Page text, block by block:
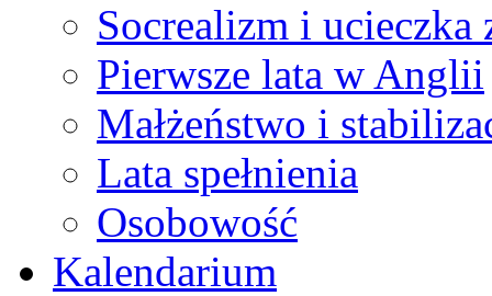
Socrealizm i ucieczka
Pierwsze lata w Anglii
Małżeństwo i
Lata spełnienia
Osobowość
Kalendarium